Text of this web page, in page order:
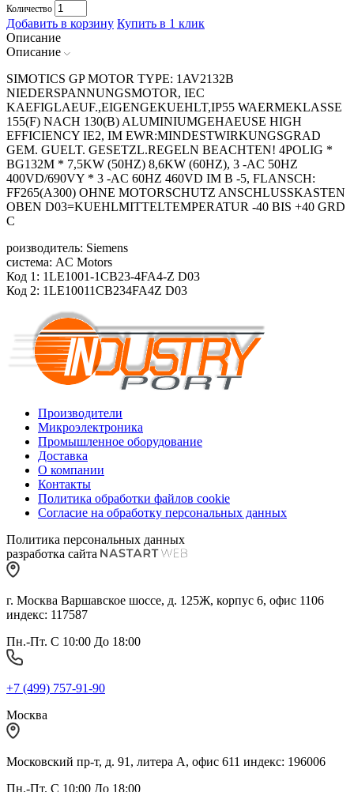
Количество
Добавить в корзину Купить в 1 клик
Описание
Описание
SIMOTICS GP MOTOR TYPE: 1AV2132B
NIEDERSPANNUNGSMOTOR, IEC
KAEFIGLAEUF.,EIGENGEKUEHLT,IP55 WAERMEKLASSE
155(F) NACH 130(B) ALUMINIUMGEHAEUSE HIGH
EFFICIENCY IE2, IM EWR:MINDESTWIRKUNGSGRAD
GEM. GUELT. GESETZL.REGELN BEACHTEN! 4POLIG *
BG132M * 7,5KW (50HZ) 8,6KW (60HZ), 3 -AC 50HZ
400VD/690VY * 3 -AC 60HZ 460VD IM B -5, FLANSCH:
FF265(A300) OHNE MOTORSCHUTZ ANSCHLUSSKASTEN
OBEN D03=KUEHLMITTELTEMPERATUR -40 BIS +40 GRD
C
роизводитель: Siemens
система: AC Motors
Код 1: 1LE1001-1CB23-4FA4-Z D03
Код 2: 1LE10011CB234FA4Z D03
Производители
Микроэлектроника
Промышленное оборудование
Доставка
О компании
Контакты
Политика обработки файлов cookie
Согласие на обработку персональных данных
Политика персональных данных
разработка сайта
г. Москва Варшавское шоссе, д. 125Ж, корпус 6, офис 1106
индекс: 117587
Пн.-Пт. С 10:00 До 18:00
+7 (499) 757-91-90
Москва
Московский пр-т, д. 91, литера А, офис 611 индекс: 196006
Пн.-Пт. С 10:00 До 18:00